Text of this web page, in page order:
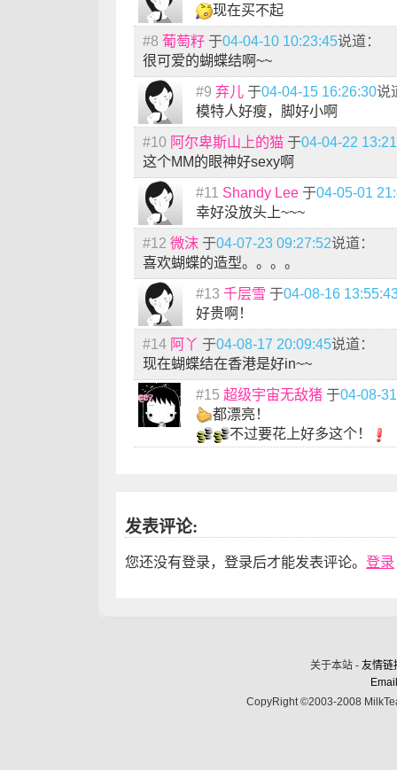
现在买不起
#8 葡萄籽 于04-04-10 10:23:45说道：
很可爱的蝴蝶结啊~~
#9 弃儿 于04-04-15 16:26:30说
模特人好瘦，脚好小啊
#10 阿尔卑斯山上的猫 于04-04-22
这个MM的眼神好sexy啊
#11 Shandy Lee 于04-05-01
幸好没放头上~~~
#12 微沫 于04-07-23 09:27:52说道：
喜欢蝴蝶的造型。。。。
#13 千层雪 于04-08-16
好贵啊！
#14 阿丫 于04-08-17 20:09:45说道：
现在蝴蝶结在香港是好in~~
#15 超级宇宙无敌猪 于04-08-
都漂亮！
不过要花上好多这个！
发表评论:
您还没有登录，登录后才能发表评论。 登录
关于本站 - 友情链
CopyRight ©2003-2008